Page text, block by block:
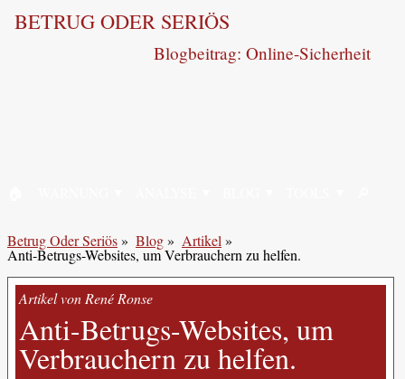
BETRUG ODER SERIÖS
Blogbeitrag: Online-Sicherheit
Betrug Oder Seriös» Blog» Artikel»
Anti-Betrugs-Websites, um Verbrauchern zu helfen.
Artikel von René Ronse
Anti-Betrugs-Websites, um
Verbrauchern zu helfen.